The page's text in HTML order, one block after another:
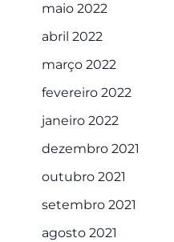
maio 2022
abril 2022
março 2022
fevereiro 2022
janeiro 2022
dezembro 2021
outubro 2021
setembro 2021
agosto 2021